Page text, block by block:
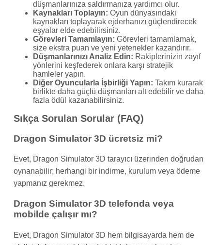
düşmanlarınıza saldırmanıza yardımcı olur.
Kaynakları Toplayın: Oyun dünyasındaki
kaynakları toplayarak ejderhanızı güçlendirecek
eşyalar elde edebilirsiniz.
Görevleri Tamamlayın: Görevleri tamamlamak,
size ekstra puan ve yeni yetenekler kazandırır.
Düşmanlarınızı Analiz Edin: Rakiplerinizin zayıf
yönlerini keşfederek onlara karşı stratejik
hamleler yapın.
Diğer Oyuncularla İşbirliği Yapın: Takım kurarak
birlikte daha güçlü düşmanları alt edebilir ve daha
fazla ödül kazanabilirsiniz.
Sıkça Sorulan Sorular (FAQ)
Dragon Simulator 3D ücretsiz mi?
Evet, Dragon Simulator 3D tarayıcı üzerinden doğrudan
oynanabilir; herhangi bir indirme, kurulum veya ödeme
yapmanız gerekmez.
Dragon Simulator 3D telefonda veya
mobilde çalışır mı?
Evet, Dragon Simulator 3D hem bilgisayarda hem de